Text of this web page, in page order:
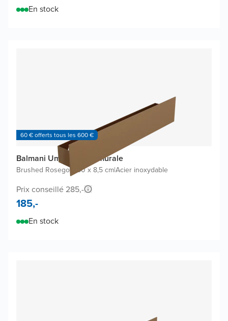
En stock
60 € offerts tous les 600 €
Balmani Uma étagère murale
Brushed Rosegold 60 x 8,5 cm|Acier inoxydable
Prix conseillé 285,-
185,-
En stock